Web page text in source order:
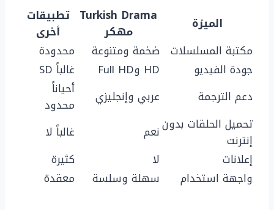
الميزة
Turkish Drama
مهكر
تطبيقات
أخرى
مكتبة المسلسلات ضخمة ومتنوعة
محدودة
جودة الفيديو
HD وFull HD
غالباً SD
دعم الترجمة
عربي وإنجليزي
أحياناً
محدود
تحميل الحلقات بدون
إنترنت
نعم
غالباً لا
إعلانات
لا
كثيرة
واجهة استخدام
سهلة وسلسة معقدة